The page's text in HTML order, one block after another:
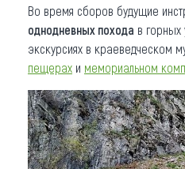
Во время сборов будущие
однодневных похода в горных
экскурсиях в краеведческом
пещерах и мемориальном